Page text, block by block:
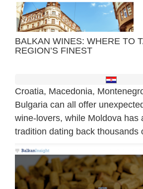
BALKAN WINES: WHERE TO
REGION’S FINEST
Croatia, Macedonia,
Bulgaria can all offer
wine-lovers, while Moldova has
tradition dating back thousands